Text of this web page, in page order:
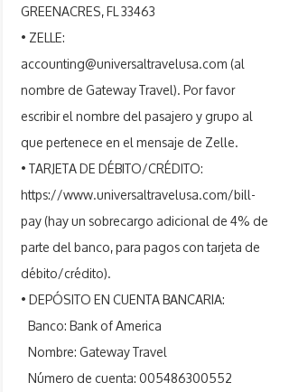
GREENACRES, FL 33463
• ZELLE:
accounting@universaltravelusa.com(al
nombre de Gateway Travel). Por favor
escribir el nombre del pasajero y grupo al
que pertenece en el mensaje de Zelle.
• TARJETA DE DÉBITO/CRÉDITO:
https://www.universaltravelusa.com/bill-
pay(hay un sobrecargo adicional de 4% de
parte del banco, para pagos con tarjeta de
débito/crédito).
• DEPÓSITO EN CUENTA BANCARIA:
Banco: Bank of America
Nombre: Gateway Travel
Número de cuenta:005486300552